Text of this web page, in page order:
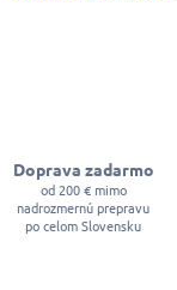
Doprava zadarmo
od 200 € mimo
nadrozmernú prepravu
po celom Slovensku